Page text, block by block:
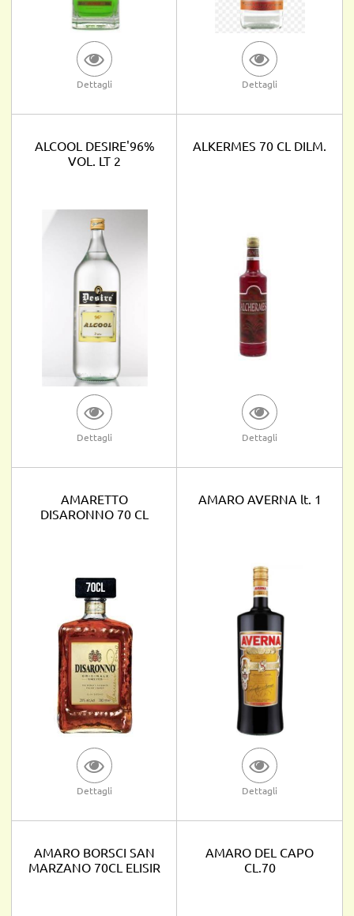
Dettagli Dettagli
ALCOOL DESIRE'96%
VOL. LT 2
Dettagli
ALKERMES 70 CL DILM.
Dettagli
AMARETTO
DISARONNO 70 CL
Dettagli
AMARO AVERNA lt. 1
Dettagli
AMARO BORSCI SAN
MARZANO 70CL ELISIR
AMARO DEL CAPO
CL.70